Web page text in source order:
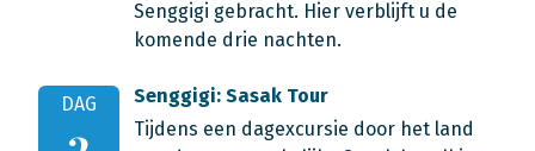
Senggigi gebracht. Hier verblijft u de
komende drie nachten.
DAG
Senggigi: Sasak Tour
Tijdens een dagexcursie door het land